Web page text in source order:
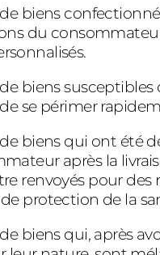
biens
du
biens susceptibles
se périmer
biens qui ont été
après la
renvoyés pour des
protection de la
biens qui, après